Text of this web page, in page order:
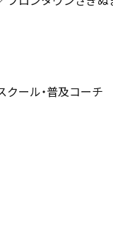
ール・普及コーチ